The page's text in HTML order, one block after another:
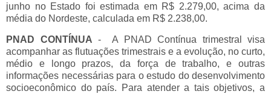
junho no Estado foi estimada em R$ 2.279,00, acima da
média do Nordeste, calculada em R$ 2.238,00.
PNAD CONTÍNUA - A PNAD Contínua trimestral visa
acompanhar as flutuações trimestrais e a evolução, no curto,
médio e longo prazos, da força de trabalho, e outras
informações necessárias para o estudo do desenvolvimento
socioeconômico do país. Para atender a tais objetivos, a